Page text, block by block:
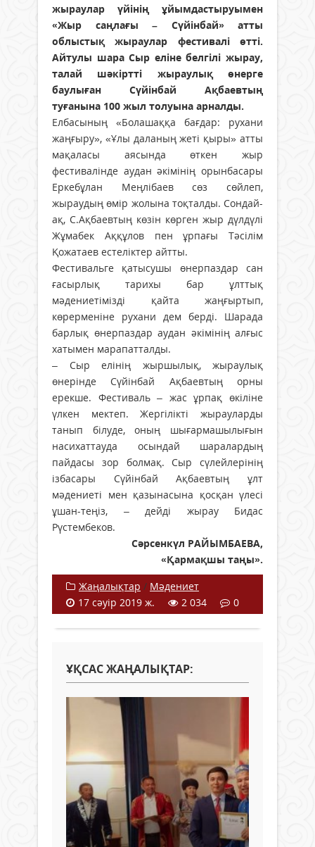
жыраулар үйінің ұйымдастыруымен
«Жыр саңлағы – Сүйінбай» атты
облыстық жыраулар фестивалі өтті.
Айтулы шара Сыр еліне белгілі жырау,
талай шәкіртті жыраулық өнерге
баулыған Сүйінбай Ақбаевтың
туғанына 100 жыл толуына арналды.
Елбасының «Болашаққа бағдар: рухани
жаңғыру», «Ұлы даланың жеті қыры» атты
мақаласы аясында өткен жыр
фестивалінде аудан әкімінің орынбасары
Еркебұлан Меңлібаев сөз сөйлеп,
жыраудың өмір жолына тоқталды. Сондай-
ақ, С.Ақбаевтың көзін көрген жыр дүлдүлі
Жұмабек Аққұлов пен ұрпағы Тәсілім
Қожатаев естеліктер айтты.
Фестивальге қатысушы өнерпаздар сан
ғасырлық тарихы бар ұлттық
мәдениетімізді қайта жаңғыртып,
көрерменіне рухани дем берді. Шарада
барлық өнерпаздар аудан әкімінің алғыс
хатымен марапатталды.
– Сыр елінің жыршылық, жыраулық
өнерінде Сүйінбай Ақбаевтың орны
ерекше. Фестиваль – жас ұрпақ өкіліне
үлкен мектеп. Жергілікті жырауларды
танып білуде, оның шығармашылығын
насихаттауда осындай шаралардың
пайдасы зор болмақ. Сыр сүлейлерінің
ізбасары Сүйінбай Ақбаевтың ұлт
мәдениеті мен қазынасына қосқан үлесі
ұшан-теңіз, – дейді жырау Бидас
Рүстембеков.
Сәрсенкүл РАЙЫМБАЕВА,
«Қармақшы таңы».
Жаңалықтар / Мәдениет
17 сәуір 2019 ж.
2 034 0
ҰҚСАС ЖАҢАЛЫҚТАР: